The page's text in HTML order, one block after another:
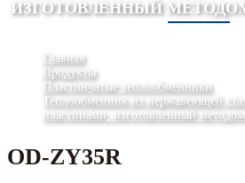
ИЗГОТОВЛЕННЫЙ
Главная
Продукты
Пластинчатые теплообменники
Теплообменник из нержавеющей
пластинами, изготовленный
OD-ZY35R